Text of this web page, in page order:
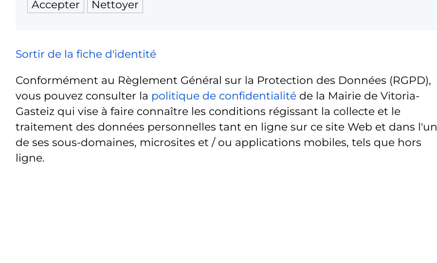
Sortir de la fiche d'identité
Conformément au Règlement Général sur la Protection des Données (RGPD),
vous pouvez consulter la politique de confidentialité de la Mairie de Vitoria-
Gasteiz qui vise à faire connaître les conditions régissant la collecte et le
traitement des données personnelles tant en ligne sur ce site Web et dans l'un
de ses sous-domaines, microsites et / ou applications mobiles, tels que hors
ligne.